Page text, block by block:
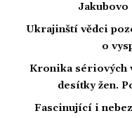
Ukrajinští vědci
o
Kronika sériových
desítky žen.
Fascinující i